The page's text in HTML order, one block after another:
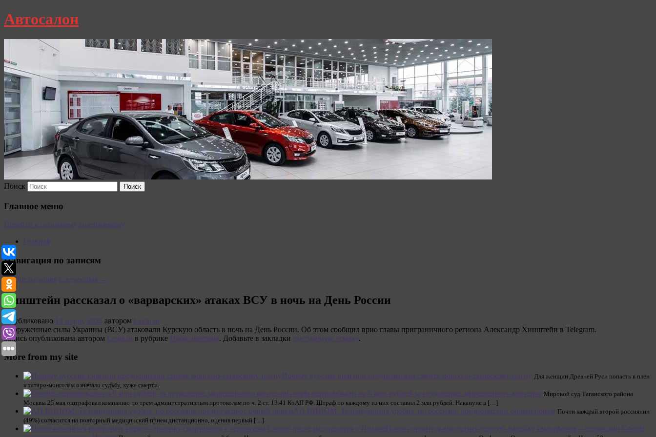
Автосалон
Поиск
Главное меню
Перейти к основному содержимому
Главная
Навигация по записям
←Предыдущая Следующая →
Хинштейн рассказал о «варварских» атаках ВСУ в ночь на День России
Опубликовано 12 июня, 2025 автором Lenta.ru
Вооруженные силы Украины (ВСУ) атаковали Курскую область в ночь на День России. Об этом сообщил врио главы приграничного региона Александр Хинштейн в Telegram.
Запись опубликована автором Lenta.ru в рубрике Происшествия. Добавьте в закладки постоянную ссылку.
More from my site
Почему русские княгини предпочитали смерть монголо-татарскому-плену Для женщин Древней Руси попасть в плен
к татаро-монголам означало судьбу, хуже смерти.
Google оштрафовали на 6 млн рублей за неудаление запрещенного контента Мировой суд Таганского района
Москвы 25 мая оштрафовал компанию по трем административным протоколам по ч. 2 ст. 13.41 КоАП РФ. Штраф по каждому из них составил 2 млн рублей. Накануне в […]
АЦ ВЦИОМ: Телемедицина удобна, но россияне предпочитают очный прием Почти каждый второй россиянин
(49%) согласится на повторный медицинский прием дистанционно, оценив первый […]
Honor готовится выпустить первую линейку смартфонов с сервисами Google